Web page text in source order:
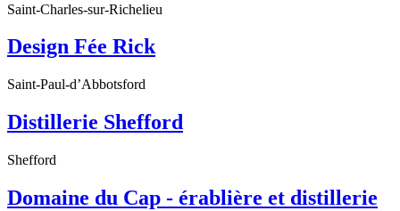
Saint-Charles-sur-Richelieu
Design Fée Rick
Saint-Paul-d’Abbotsford
Distillerie Shefford
Shefford
Domaine du Cap - érablière et distillerie